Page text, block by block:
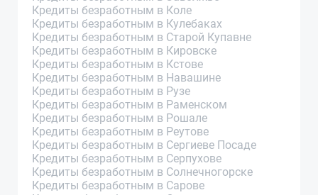
Кредиты безработным в Коле
Кредиты безработным в Кулебаках
Кредиты безработным в Старой Купавне
Кредиты безработным в Кировске
Кредиты безработным в Кстове
Кредиты безработным в Навашине
Кредиты безработным в Рузе
Кредиты безработным в Раменском
Кредиты безработным в Рошале
Кредиты безработным в Реутове
Кредиты безработным в Сергиеве Посаде
Кредиты безработным в Серпухове
Кредиты безработным в Солнечногорске
Кредиты безработным в Сарове